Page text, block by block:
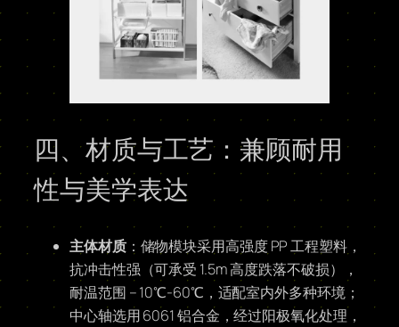
四、材质与工艺：兼顾耐用
性与美学表达
主体材质：储物模块采用高强度 PP 工程塑料，
抗冲击性强（可承受 1.5m 高度跌落不破损），
耐温范围 – 10℃-60℃，适配室内外多种环境；
中心轴选用 6061 铝合金，经过阳极氧化处理，